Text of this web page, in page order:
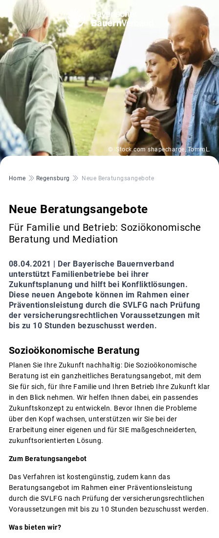
© iStock.com shapecharge, TommL.
Pfadnavigation
Home Regensburg Neue Beratungsangebote
Neue Beratungsangebote
Für Familie und Betrieb: Soziökonomische
Beratung und Mediation
08.04.2021 | Der Bayerische Bauernverband
unterstützt Familienbetriebe bei ihrer
Zukunftsplanung und hilft bei Konfliktlösungen.
Diese neuen Angebote können im Rahmen einer
Präventionsleistung durch die SVLFG nach Prüfung
der versicherungsrechtlichen Voraussetzungen mit
bis zu 10 Stunden bezuschusst werden.
Sozioökonomische Beratung
Planen Sie Ihre Zukunft nachhaltig: Die Sozioökonomische
Beratung ist ein ganzheitliches Beratungsangebot, mit dem
Sie für sich, für Ihre Familie und Ihren Betrieb Ihre Zukunft klar
in den Blick nehmen. Wir helfen Ihnen dabei, ein passendes
Zukunftskonzept zu entwickeln. Bevor Ihnen die Probleme
über den Kopf wachsen, unterstützen wir Sie bei der
Erarbeitung einer eigenen und für SIE maßgeschneiderten,
zukunftsorientierten Lösung.
Zum Beratungsangebot
Das Verfahren ist kostengünstig, zudem kann das
Beratungsangebot im Rahmen einer Präventionsleistung
durch die SVLFG nach Prüfung der versicherungsrechtlichen
Voraussetzungen mit bis zu 10 Stunden bezuschusst werden.
Was bieten wir?